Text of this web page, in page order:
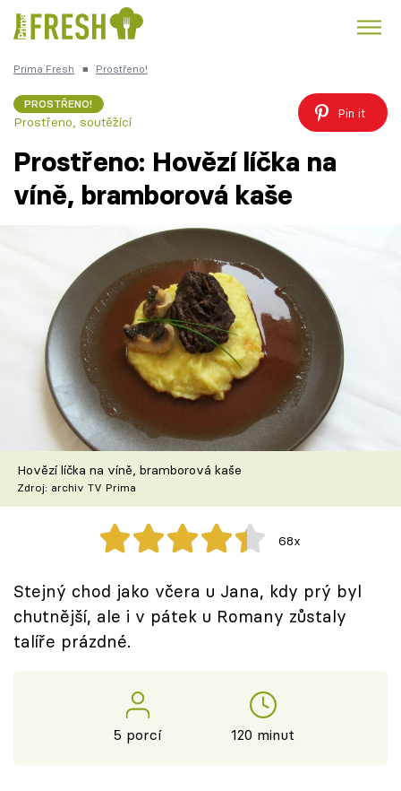
Česká kuchyně
Recepty
Články
TV Program
Škola vaření
Recepty z TV
Speciál: Cuketa
Těhotnej kuchař
Sledujte prima+
Přihlášení
Prima Fresh ■ Prostřeno!
PROSTŘENO!
Prostřeno, soutěžící
Pin it
Prostřeno: Hovězí líčka na
víně, bramborová kaše
Hovězí líčka na víně, bramborová kaše
Zdroj: archiv TV Prima
68x
Stejný chod jako včera u Jana, kdy prý byl
chutnější, ale i v pátek u Romany zůstaly
talíře prázdné.
5 porcí 120 minut